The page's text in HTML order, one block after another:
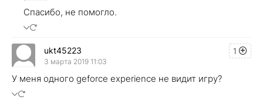
Спасибо, не помогло.
1
ukt45223
3 марта 2019 11:03
У меня одного geforce experience не видит игру?